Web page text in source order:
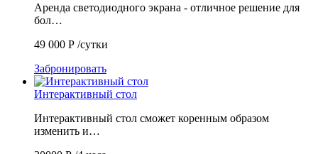
Аренда светодиодного экрана - отличное решение для
бол…
49 000 Р /сутки
Забронировать
Интерактивный стол
Интерактивный стол сможет коренным образом
изменить и…